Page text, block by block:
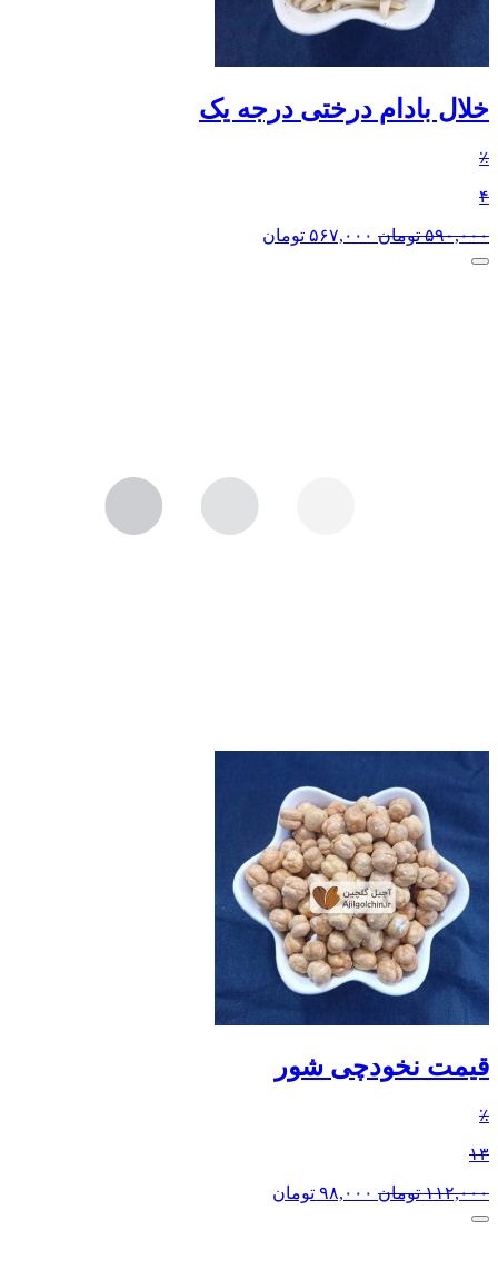
خلال بادام درختی درجه یک
٪
۴
۵۹۰,۰۰۰ تومان ۵۶۷,۰۰۰ تومان
قیمت نخودچی شور
٪
۱۳
۱۱۲,۰۰۰ تومان ۹۸,۰۰۰ تومان